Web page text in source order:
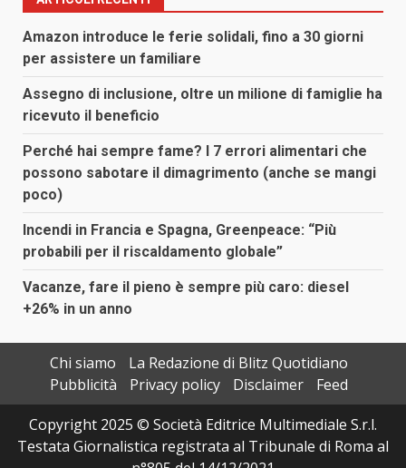
Amazon introduce le ferie solidali, fino a 30 giorni
per assistere un familiare
Assegno di inclusione, oltre un milione di famiglie ha
ricevuto il beneficio
Perché hai sempre fame? I 7 errori alimentari che
possono sabotare il dimagrimento (anche se mangi
poco)
Incendi in Francia e Spagna, Greenpeace: “Più
probabili per il riscaldamento globale”
Vacanze, fare il pieno è sempre più caro: diesel
+26% in un anno
Chi siamo
La Redazione di Blitz Quotidiano
Pubblicità
Privacy policy Disclaimer
Feed
Copyright 2025 © Società Editrice Multimediale S.r.l.
Testata Giornalistica registrata al Tribunale di Roma al